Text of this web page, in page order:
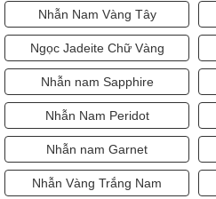
Nhẫn Nam Vàng Tây
Ngọc Jadeite Chữ Vàng
Nhẫn nam Sapphire
Nhẫn Nam Peridot
Nhẫn nam Garnet
Nhẫn Vàng Trắng Nam